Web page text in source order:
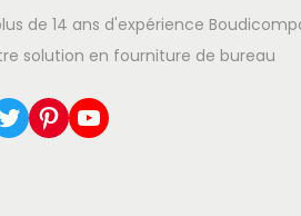
de 14 ans d'expérience
solution en fourniture de bureau
Pinterest YouTube